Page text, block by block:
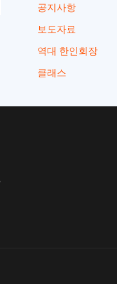
공지사항
보도자료
역대 한인회장
클래스